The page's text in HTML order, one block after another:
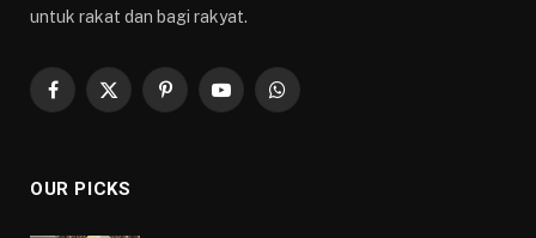
untuk rakat dan bagi rakyat.
Facebook
X
PinterestYouTubeWhatsApp
OUR PICKS